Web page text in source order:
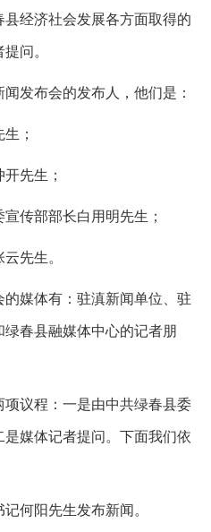
经济社会发展各方面取得的
问。
布会的发布人，他们是：
；
先生；
传部部长白用明先生；
先生。
媒体有：驻滇新闻单位、驻
春县融媒体中心的记者朋
议程：一是由中共绿春县委
媒体记者提问。下面我们依
何阳先生发布新闻。